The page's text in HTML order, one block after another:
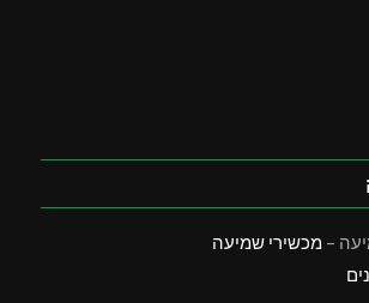
– מכשירי שמיעה